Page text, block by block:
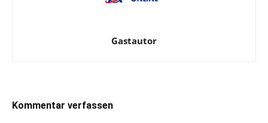
Gastautor
Kommentar verfassen